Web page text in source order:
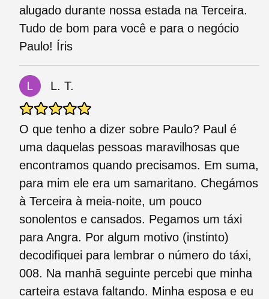
alugado durante nossa estada na Terceira.
Tudo de bom para você e para o negócio
Paulo! Íris
L. T.
O que tenho a dizer sobre Paulo? Paul é
uma daquelas pessoas maravilhosas que
encontramos quando precisamos. Em suma,
para mim ele era um samaritano. Chegámos
à Terceira à meia-noite, um pouco
sonolentos e cansados. Pegamos um táxi
para Angra. Por algum motivo (instinto)
decodifiquei para lembrar o número do táxi,
008. Na manhã seguinte percebi que minha
carteira estava faltando. Minha esposa e eu